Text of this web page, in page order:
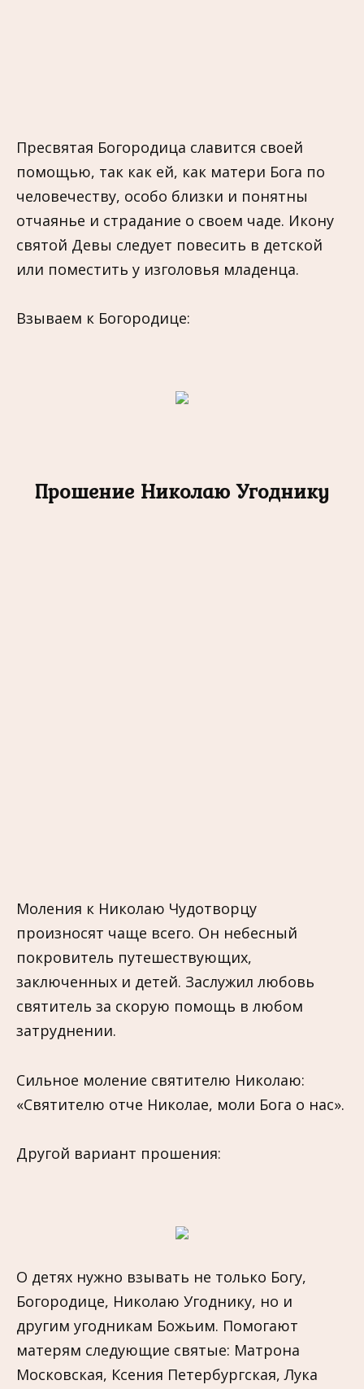
Пресвятая Богородица славится своей
помощью, так как ей, как матери Бога по
человечеству, особо близки и понятны
отчаянье и страдание о своем чаде. Икону
святой Девы следует повесить в детской
или поместить у изголовья младенца.
Взываем к Богородице:
Прошение Николаю Угоднику
Моления к Николаю Чудотворцу
произносят чаще всего. Он небесный
покровитель путешествующих,
заключенных и детей. Заслужил любовь
святитель за скорую помощь в любом
затруднении.
Сильное моление святителю Николаю:
«Святителю отче Николае, моли Бога о нас».
Другой вариант прошения:
О детях нужно взывать не только Богу,
Богородице, Николаю Угоднику, но и
другим угодникам Божьим. Помогают
матерям следующие святые: Матрона
Московская, Ксения Петербургская, Лука